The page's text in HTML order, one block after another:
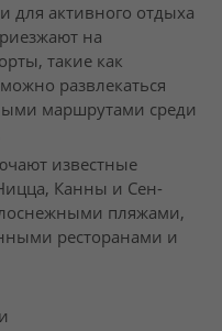
для активного отдыха
на
такие как
развлекаться
маршрутами среди
известные
Канны и Сен-
пляжами,
ресторанами и